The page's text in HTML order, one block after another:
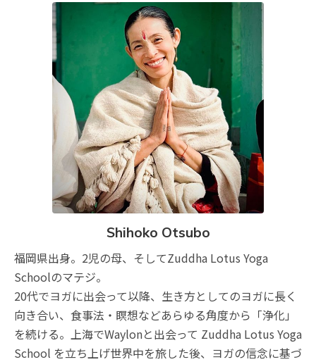
Shihoko Otsubo
福岡県出身。2児の母、そしてZuddha Lotus Yoga
Schoolのマテジ。
20代でヨガに出会って以降、生き方としてのヨガに長く
向き合い、食事法・瞑想などあらゆる角度から「浄化」
を続ける。上海でWaylonと出会って Zuddha Lotus Yoga
School を立ち上げ世界中を旅した後、ヨガの信念に基づ